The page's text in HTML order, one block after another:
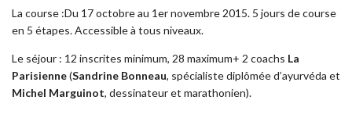
La course :Du 17 octobre au 1er novembre 2015. 5 jours de course
en 5 étapes. Accessible à tous niveaux.
Le séjour : 12 inscrites minimum, 28 maximum+ 2 coachs La
Parisienne(Sandrine Bonneau, spécialiste diplômée d’ayurvéda et
Michel Marguinot, dessinateur et marathonien).